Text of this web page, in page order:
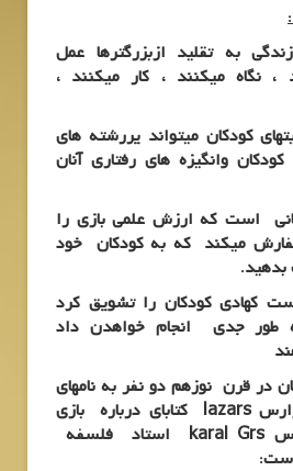
به تقلید ازبزرگترها عمل
نگاه میکنند ، کار میکنند ،
کودکان میتواند یررشته های
وانگیزه های رفتاری آنان
است که ارزش علمی بازی را
میکند که به کودکان خود
بدهید.
کهادی کودکان را تشویق کرد
طور جدی انجام خواهدن داد
در قرن نوزهم دو نفر به نامهای
شالوScgallor ولازارس lazars کتابای درباره بازی
وشته اند . کار گروس karal Grs استاد فلسفه